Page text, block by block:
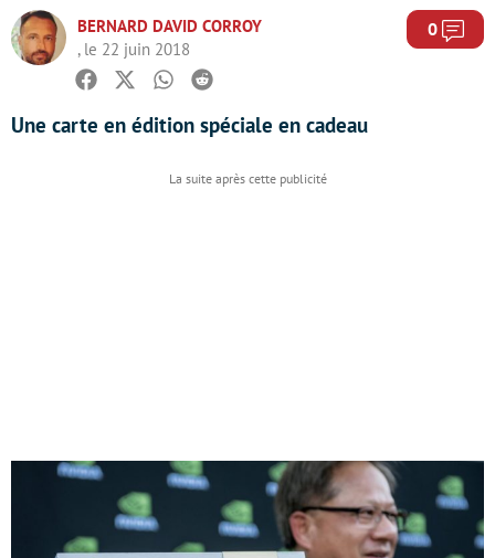
BERNARD DAVID CORROY
, le 22 juin 2018
0
Facebook
TwitterWhatsapp
Reddit
Une carte en édition spéciale en cadeau